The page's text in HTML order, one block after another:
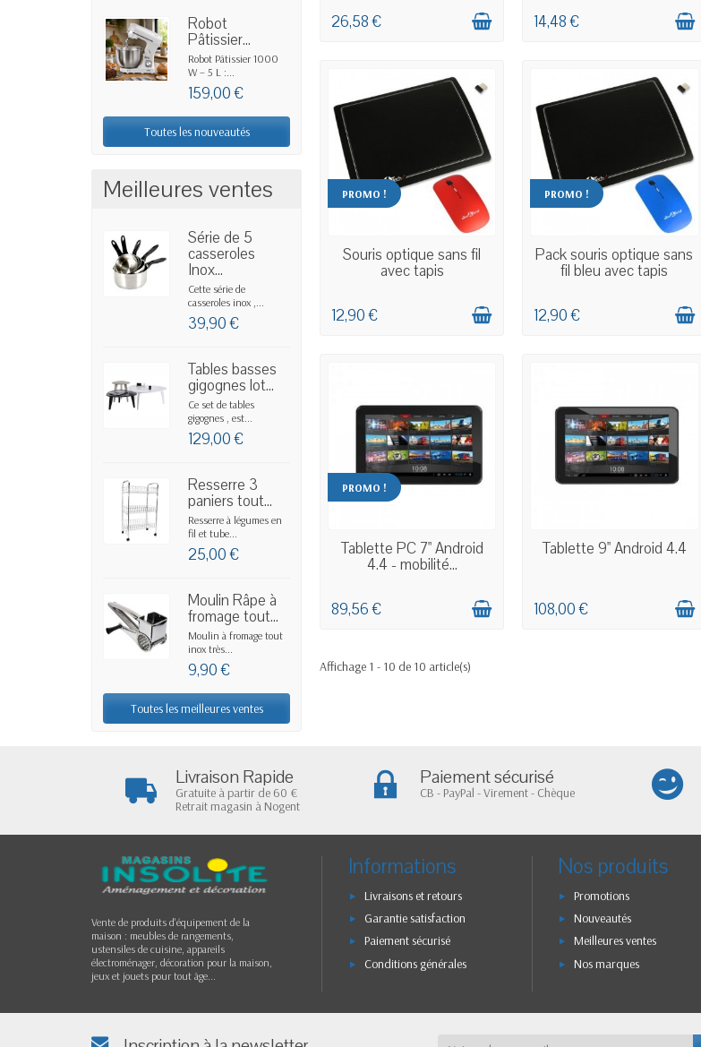
Robot
Pâtissier...
Robot Pâtissier 1000
W – 5 L :...
159,00 €
Toutes les nouveautés
Meilleures ventes
Série de 5
casseroles
Inox...
Cette série de
casseroles inox ,...
39,90 €
Tables basses
gigognes lot...
Ce set de tables
gigognes , est...
129,00 €
Resserre 3
paniers tout...
Resserre à légumes en
fil et tube...
25,00 €
Moulin Râpe à
fromage tout...
Moulin à fromage tout
inox très...
9,90 €
Toutes les meilleures ventes
26,58 € 14,48 €
PROMO !
EN STOCK
Souris optique sans fil
avec tapis
12,90 €
PROMO !
EN STOCK
Pack souris optique sans
fil bleu avec tapis
12,90 €
PROMO !
EN STOCK
Tablette PC 7" Android
4.4 - mobilité...
89,56 €
EN STOCK
Tablette 9" Android 4.4
108,00 €
Affichage 1 - 10 de 10 article(s)
Livraison Rapide
Gratuite à partir de 60 €
Retrait magasin à Nogent
Paiement sécurisé
CB - PayPal - Virement - Chèque
Vente de produits d'équipement de la
maison : meubles de rangements,
ustensiles de cuisine, appareils
électroménager, décoration pour la maison,
jeux et jouets pour tout âge...
Informations
Livraisons et retours
Garantie satisfaction
Paiement sécurisé
Conditions générales
Nos produits
Promotions
Nouveautés
Meilleures ventes
Nos marques